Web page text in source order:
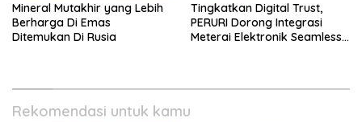
Mineral Mutakhir yang Lebih
Berharga Di Emas
Ditemukan Di Rusia
Tingkatkan Digital Trust,
PERURI Dorong Integrasi
Meterai Elektronik Seamless
Rekomendasi untuk kamu